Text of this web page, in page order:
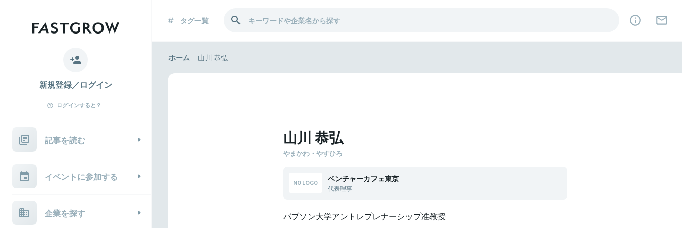
新規登録／ログイン
ログインすると？
記事を読む
イベントに参加する
企業を探す
タグ一覧
ホーム 山川 恭弘
山川 恭弘
やまかわ・やすひろ
ベンチャーカフェ東京
代表理事
バブソン大学アントレプレナーシップ准教授